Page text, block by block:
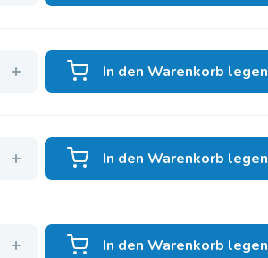
In den Warenkorb legen
In den Warenkorb legen
In den Warenkorb legen